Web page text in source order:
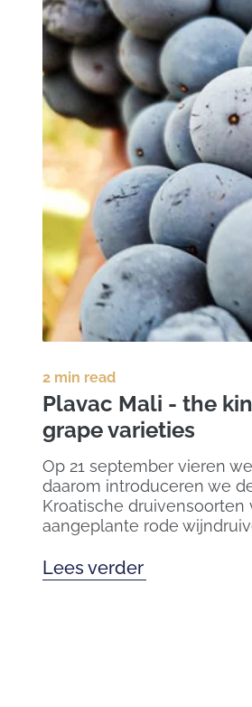
2 min read
Plavac Mali - the
grape varieties
Op 21 september vieren
daarom introduceren we
Kroatische
aangeplante rode
Lees verder